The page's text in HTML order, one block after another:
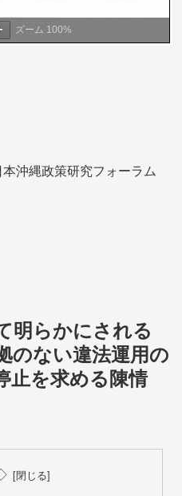
ズーム 100%
沖縄政策研究フォーラム
明らかにされる
のない違法運用の
止を求める陳情